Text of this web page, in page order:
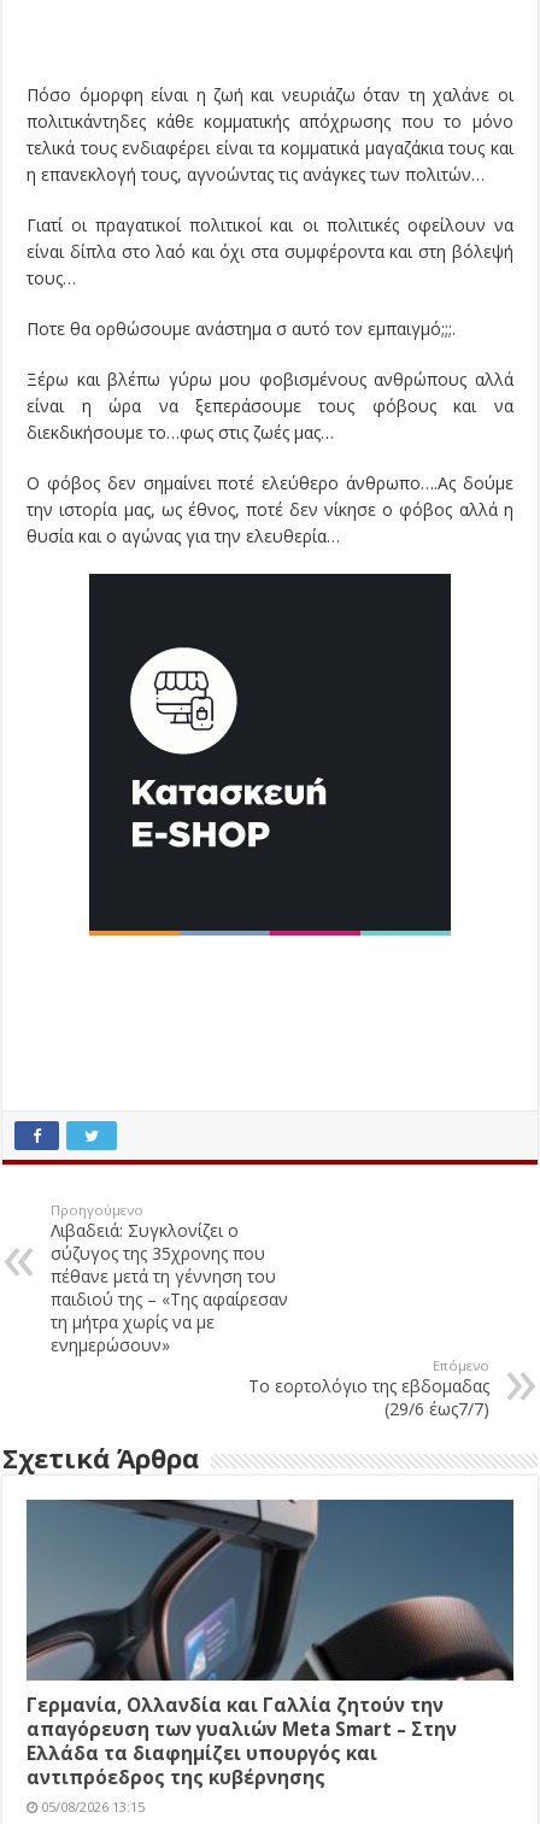
Πόσο όμορφη είναι η ζωή και νευριάζω όταν τη χαλάνε οι
πολιτικάντηδες κάθε κομματικής απόχρωσης που το μόνο
τελικά τους ενδιαφέρει είναι τα κομματικά μαγαζάκια τους και
η επανεκλογή τους, αγνοώντας τις ανάγκες των πολιτών…
Γιατί οι πραγατικοί πολιτικοί και οι πολιτικές οφείλουν να
είναι δίπλα στο λαό και όχι στα συμφέροντα και στη βόλεψή
τους…
Ποτε θα ορθώσουμε ανάστημα σ αυτό τον εμπαιγμό;;;.
Ξέρω και βλέπω γύρω μου φοβισμένους ανθρώπους αλλά
είναι η ώρα να ξεπεράσουμε τους φόβους και να
διεκδικήσουμε το…φως στις ζωές μας…
Ο φόβος δεν σημαίνει ποτέ ελεύθερο άνθρωπο….Ας δούμε
την ιστορία μας, ως έθνος, ποτέ δεν νίκησε ο φόβος αλλά η
θυσία και ο αγώνας για την ελευθερία…
Προηγούμενο
Λιβαδειά: Συγκλονίζει ο
σύζυγος της 35χρονης που
πέθανε μετά τη γέννηση του
παιδιού της – «Της αφαίρεσαν
τη μήτρα χωρίς να με
ενημερώσουν»
Επόμενο
Το εορτολόγιο της εβδομαδας
(29/6 έως7/7)
Σχετικά Άρθρα
Γερμανία, Ολλανδία και Γαλλία ζητούν την
απαγόρευση των γυαλιών Meta Smart – Στην
Ελλάδα τα διαφημίζει υπουργός και
αντιπρόεδρος της κυβέρνησης
05/08/2026 13:15